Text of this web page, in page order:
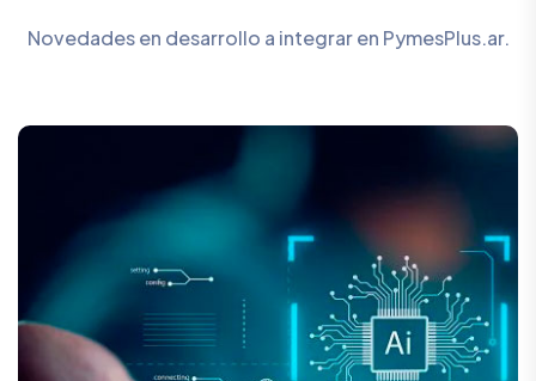
Novedades en desarrollo a integrar en PymesPlus.ar.